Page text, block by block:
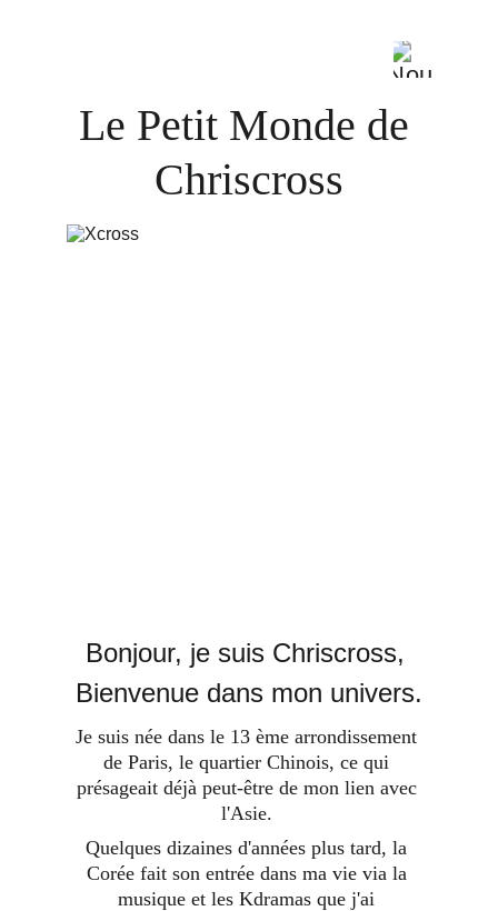
Le Petit Monde de
Chriscross
Bonjour, je suis Chriscross,
Bienvenue dans mon univers.
Je suis née dans le 13 ème arrondissement
de Paris, le quartier Chinois, ce qui
présageait déjà peut-être de mon lien avec
l'Asie.
Quelques dizaines d'années plus tard, la
Corée fait son entrée dans ma vie via la
musique et les Kdramas que j'ai